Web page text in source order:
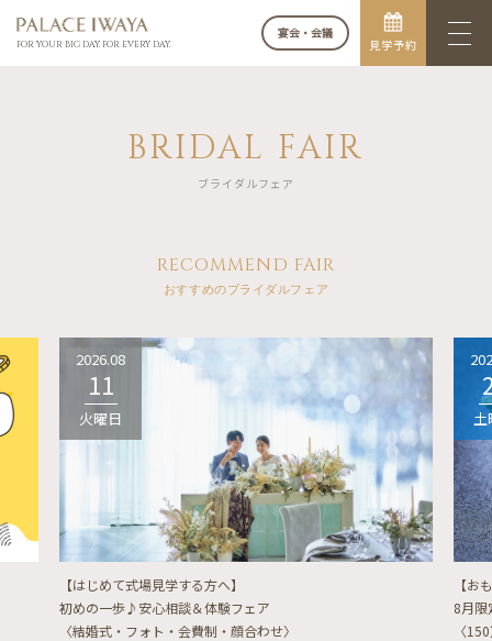
FOR YOUR BIG DAY. FOR EVERY DAY.
宴会・会議
見学予約
BRIDAL FAIR
ブライダルフェア
RECOMMEND FAIR
おすすめのブライダルフェア
2026.08
11
火曜日
【はじめて式場見学する方へ】
初めの一歩♪安心相談＆体験フェア
〈結婚式・フォト・会費制・顔合わせ〉
土
【お
8月限
〈